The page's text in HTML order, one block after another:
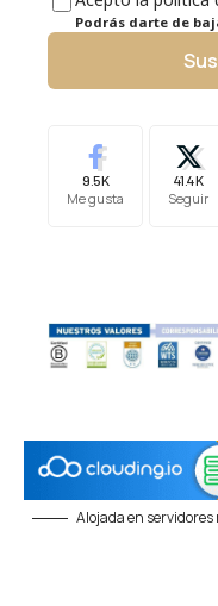
Podrás darte de
9.5K
Me gusta
41.4K
Seguir
Alojada en